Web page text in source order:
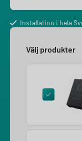
Installation i hela
Välj produkter